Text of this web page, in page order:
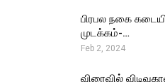
பிரபல நகை
முடக்கம்-…
Feb 2, 2024
விரைவில்